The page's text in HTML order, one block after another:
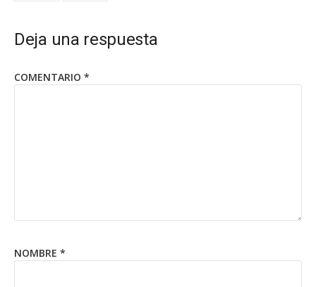
Deja una respuesta
COMENTARIO *
NOMBRE *